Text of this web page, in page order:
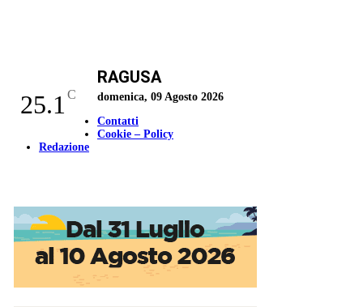
25.1 C
RAGUSA
domenica, 09 Agosto 2026
Contatti
Cookie – Policy
Redazione